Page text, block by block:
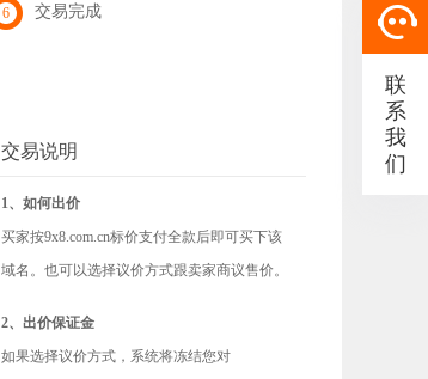
6 交易完成
交易说明
1、如何出价
买家按9x8.com.cn标价支付全款后即可买下该
域名。也可以选择议价方式跟卖家商议售价。
2、出价保证金
如果选择议价方式，系统将冻结您对
联
系
我
们